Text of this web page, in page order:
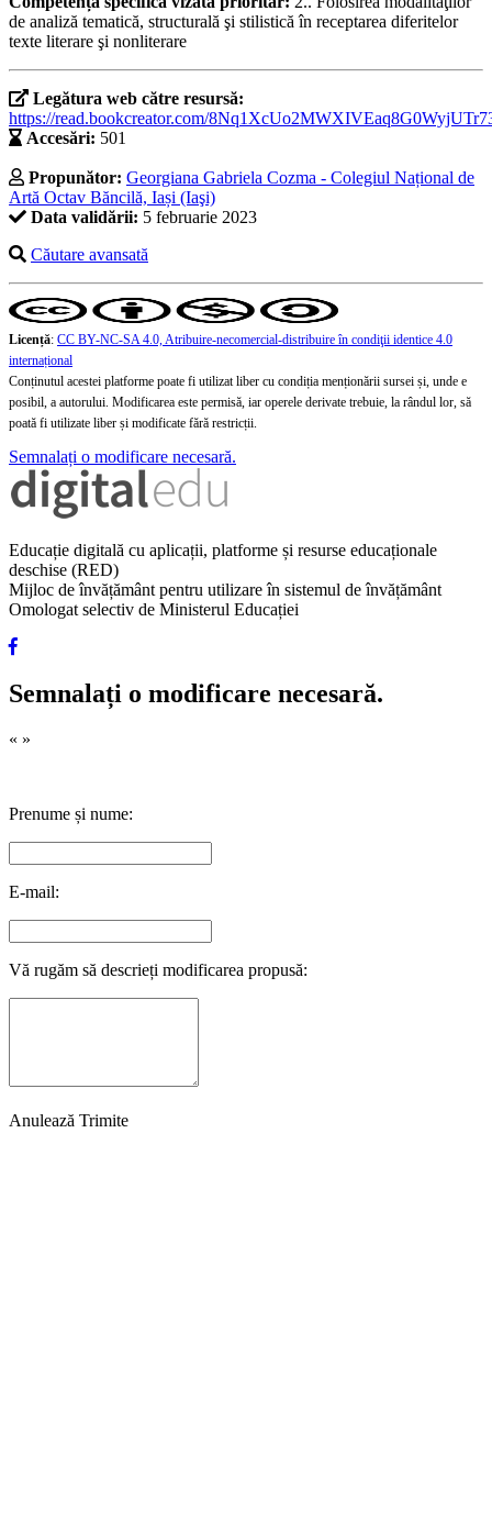
de analiză tematică, structurală şi stilistică în receptarea diferitelor
texte literare şi nonliterare
Legătura web către resursă:
https://read.bookcreator.com/
Accesări: 501
Propunător: Georgiana Gabriela Cozma - Colegiul Național de
Artă Octav Băncilă, Iași (Iaşi)
Data validării: 5 februarie 2023
Căutare avansată
Licență: CC BY-NC-SA 4.0, Atribuire-necomercial-distribuire în condiţii identice 4.0
internațional
Conținutul acestei platforme poate fi utilizat liber cu condiția menționării sursei și, unde e
posibil, a autorului. Modificarea este permisă, iar operele derivate trebuie, la rândul lor, să
poată fi utilizate liber și modificate fără restricții.
Semnalați o modificare necesară.
Educație digitală cu aplicații, platforme și resurse educaționale
deschise (RED)
Mijloc de învățământ pentru utilizare în sistemul de învățământ
Omologat selectiv de Ministerul Educației
Semnalați o modificare necesară.
« »
Prenume și nume:
E-mail:
Vă rugăm să descrieți modificarea propusă:
Anulează Trimite